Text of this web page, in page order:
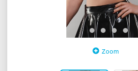
Zoom